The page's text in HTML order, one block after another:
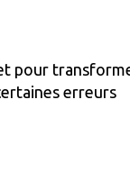
pour
erreurs